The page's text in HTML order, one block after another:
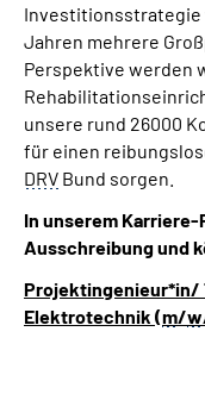
Investitionsstrategie
Jahren mehrere
Perspektive werden
unsere rund 26000
für einen
DRV Bund sorgen.
In unserem
Ausschreibung und
Elektrotechnik (m/w